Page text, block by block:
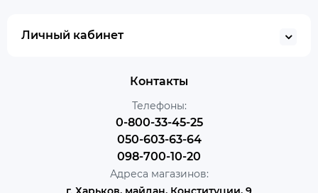
Личный кабинет
Контакты
Телефоны:
0-800-33-45-25
050-603-63-64
098-700-10-20
Адреса магазинов: